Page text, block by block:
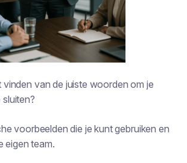
vinden van de juiste woorden om je
voorbeelden die je kunt gebruiken en
eigen team.